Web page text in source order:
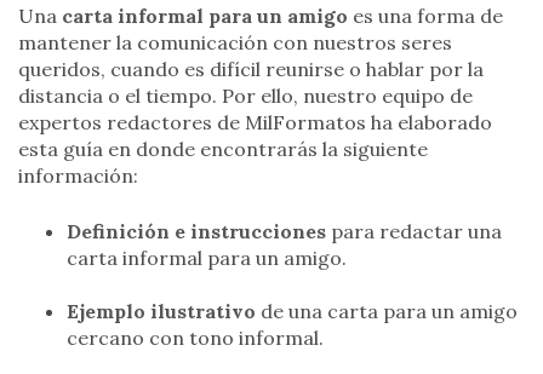
Una carta informal para un amigo es una forma de
mantener la comunicación con nuestros seres
queridos, cuando es difícil reunirse o hablar por la
distancia o el tiempo. Por ello, nuestro equipo de
expertos redactores de MilFormatos ha elaborado
esta guía en donde encontrarás la siguiente
información:
Definición e instrucciones para redactar una
carta informal para un amigo.
Ejemplo ilustrativo de una carta para un amigo
cercano con tono informal.